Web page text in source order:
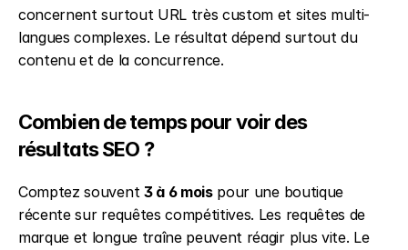
concernent surtout URL très custom et sites multi-
langues complexes. Le résultat dépend surtout du
contenu et de la concurrence.
Combien de temps pour voir des
résultats SEO ?
Comptez souvent 3 à 6 mois pour une boutique
récente sur requêtes compétitives. Les requêtes de
marque et longue traîne peuvent réagir plus vite. Le